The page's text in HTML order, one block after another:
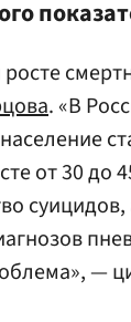
. «В
от 30 до
—